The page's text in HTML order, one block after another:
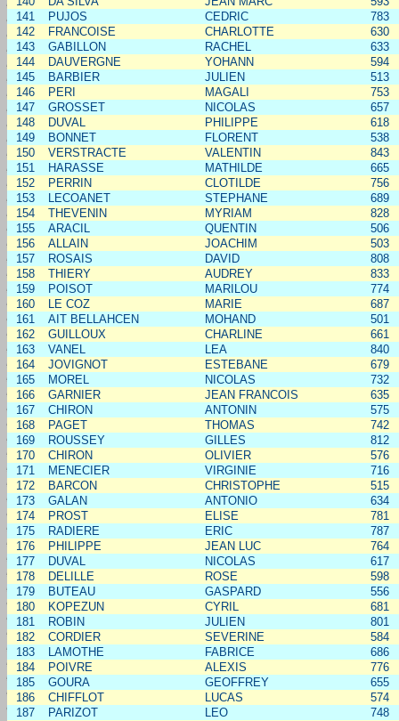
141
PUJOS CEDRIC
783
142
FRANCOISE CHARLOTTE
630
143
GABILLON RACHEL
633
144
DAUVERGNE YOHANN
594
145
BARBIER JULIEN
513
146
PERI MAGALI
753
147
GROSSET NICOLAS
657
148
DUVAL PHILIPPE
618
149
BONNET FLORENT
538
150
VERSTRACTE VALENTIN
843
151
HARASSE MATHILDE
665
152
PERRIN CLOTILDE
756
153
LECOANET STEPHANE
689
154
THEVENIN MYRIAM
828
155
ARACIL QUENTIN
506
156
ALLAIN JOACHIM
503
157
ROSAIS DAVID
808
158
THIERY AUDREY
833
159
POISOT MARILOU
774
160
LE COZ MARIE
687
161
AIT BELLAHCEN MOHAND
501
162
GUILLOUX CHARLINE
661
163
VANEL LEA
840
164
JOVIGNOT ESTEBANE
679
165
MOREL NICOLAS
732
166
GARNIER JEAN FRANCOIS
635
167
CHIRON ANTONIN
575
168
PAGET THOMAS
742
169
ROUSSEY GILLES
812
170
CHIRON OLIVIER
576
171
MENECIER VIRGINIE
716
172
BARCON CHRISTOPHE
515
173
GALAN ANTONIO
634
174
PROST ELISE
781
175
RADIERE ERIC
787
176
PHILIPPE JEAN LUC
764
177
DUVAL NICOLAS
617
178
DELILLE ROSE
598
179
BUTEAU GASPARD
556
180
KOPEZUN CYRIL
681
181
ROBIN JULIEN
801
182
CORDIER SEVERINE
584
183
LAMOTHE FABRICE
686
184
POIVRE ALEXIS
776
185
GOURA GEOFFREY
655
186
CHIFFLOT LUCAS
574
187
PARIZOT LEO 748